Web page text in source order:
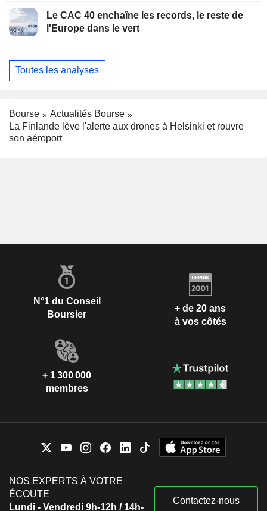
Le CAC 40 enchaîne les records, le reste de
l'Europe dans le vert
Toutes les analyses
Bourse
Actualités Bourse
La Finlande lève l'alerte aux drones à Helsinki et rouvre
son aéroport
N°1 du Conseil
Boursier
+ de 20 ans
à vos côtés
+ 1 300 000
membres
NOS EXPERTS À VOTRE
ÉCOUTE
Lundi - Vendredi 9h-12h / 14h-
Contactez-nous